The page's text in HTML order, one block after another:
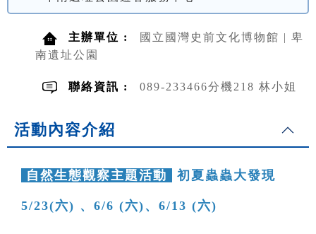
主辦單位 :
國立國灣史前文化博物館 | 卑
南遺址公園
聯絡資訊 : 089-233466分機218 林小姐
活動內容介紹
自然生態觀察主題活動 初夏蟲蟲大發現
5/23(六) 、6/6 (六)、6/13 (六)